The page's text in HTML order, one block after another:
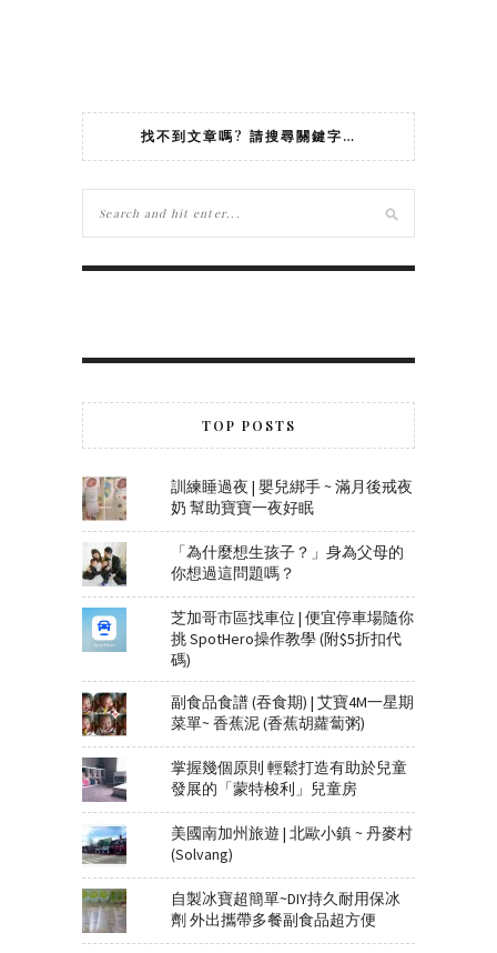
找不到文章嗎? 請搜尋關鍵字…
TOP POSTS
訓練睡過夜 | 嬰兒綁手 ~ 滿月後戒夜
奶 幫助寶寶一夜好眠
「為什麼想生孩子？」身為父母的
你想過這問題嗎？
芝加哥市區找車位 | 便宜停車場隨你
挑 SpotHero操作教學 (附$5折扣代
碼)
副食品食譜 (吞食期) | 艾寶4M一星期
菜單~ 香蕉泥 (香蕉胡蘿蔔粥)
掌握幾個原則 輕鬆打造有助於兒童
發展的「蒙特梭利」兒童房
美國南加州旅遊 | 北歐小鎮 ~ 丹麥村
(Solvang)
自製冰寶超簡單~DIY持久耐用保冰
劑 外出攜帶多餐副食品超方便